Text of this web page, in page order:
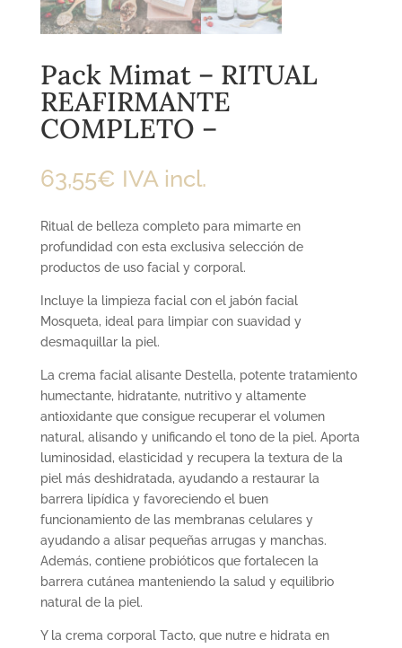
Pack Mimat – RITUAL
REAFIRMANTE
COMPLETO –
63,55€ IVA incl.
Ritual de belleza completo para mimarte en
profundidad con esta exclusiva selección de
productos de uso facial y corporal.
Incluye la limpieza facial con el jabón facial
Mosqueta, ideal para limpiar con suavidad y
desmaquillar la piel.
La crema facial alisante Destella, potente tratamiento
humectante, hidratante, nutritivo y altamente
antioxidante que consigue recuperar el volumen
natural, alisando y unificando el tono de la piel. Aporta
luminosidad, elasticidad y recupera la textura de la
piel más deshidratada, ayudando a restaurar la
barrera lipídica y favoreciendo el buen
funcionamiento de las membranas celulares y
ayudando a alisar pequeñas arrugas y manchas.
Además, contiene probióticos que fortalecen la
barrera cutánea manteniendo la salud y equilibrio
natural de la piel.
Y la crema corporal Tacto, que nutre e hidrata en